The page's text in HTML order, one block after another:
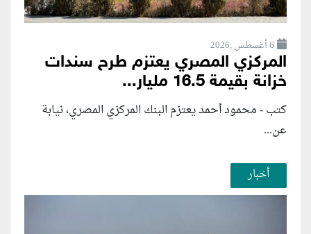
6 أغسطس ,2026
المركزي المصري يعتزم طرح سندات
خزانة بقيمة 16.5 مليار...
كتب - محمود أحمد يعتزم البنك المركزي المصري، نيابة
عن...
أخبار